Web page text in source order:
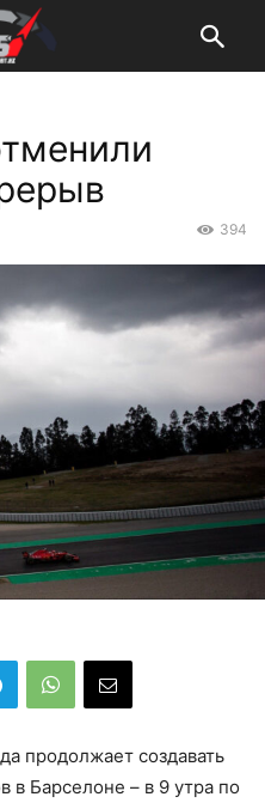
394
продолжает создавать
в Барселоне – в 9 утра по